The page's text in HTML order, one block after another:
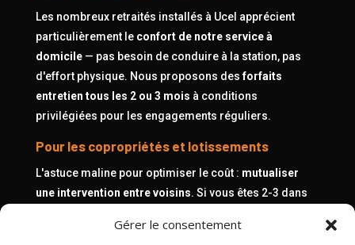
Gérer le consentement
Les nombreux retraités installés à Ucel apprécient
particulièrement le confort de notre service à
domicile— pas besoin de conduire à la station, pas
d'effort physique. Nous proposons desforfaits
entretien tous les 2 ou 3 mois à conditions
privilégiées pour les engagements réguliers.
Pour les copropriétés et lotissements
L'astuce maline pour optimiser le coût : mutualiser
une intervention entre voisins. Si vous êtes 2-3 dans
nous venons sur la même demi-journée.